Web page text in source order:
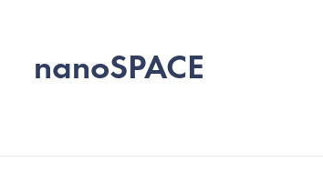
nanoSPACE